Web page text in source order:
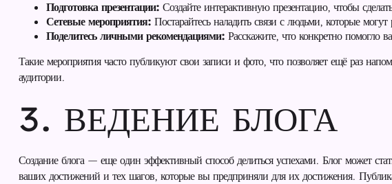
Подготовка презентации: Создайте интерактивную презентацию, чтобы
Сетевые мероприятия: Постарайтесь наладить связи с людьми, которые
Поделитесь личными рекомендациями: Расскажите, что конкретно помогло
Такие мероприятия часто публикуют свои записи и фото, что позволяет ещё раз
аудитории.
3. ВЕДЕНИЕ БЛОГА
Создание блога — еще один эффективный способ делиться успехами. Блог может
ваших достижений и тех шагов, которые вы предприняли для их достижения.